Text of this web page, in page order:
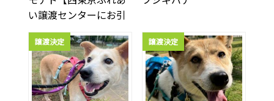
い譲渡センターにお引
越ししました】
譲渡決定 譲渡決定